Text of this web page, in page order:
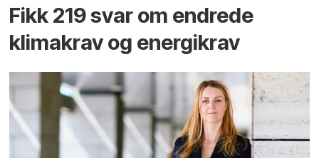
Fikk 219 svar om endrede
klimakrav og energikrav